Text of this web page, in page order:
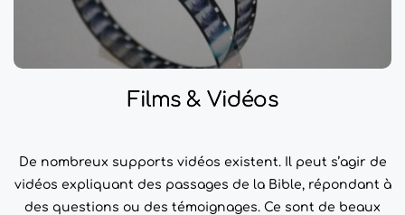
Films & Vidéos
De nombreux supports vidéos existent. Il peut s’agir de
vidéos expliquant des passages de la Bible, répondant à
des questions ou des témoignages. Ce sont de beaux